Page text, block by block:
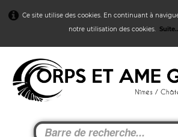
Ce site utilise des cookies. En continuant à
notre utilisation des cookies.